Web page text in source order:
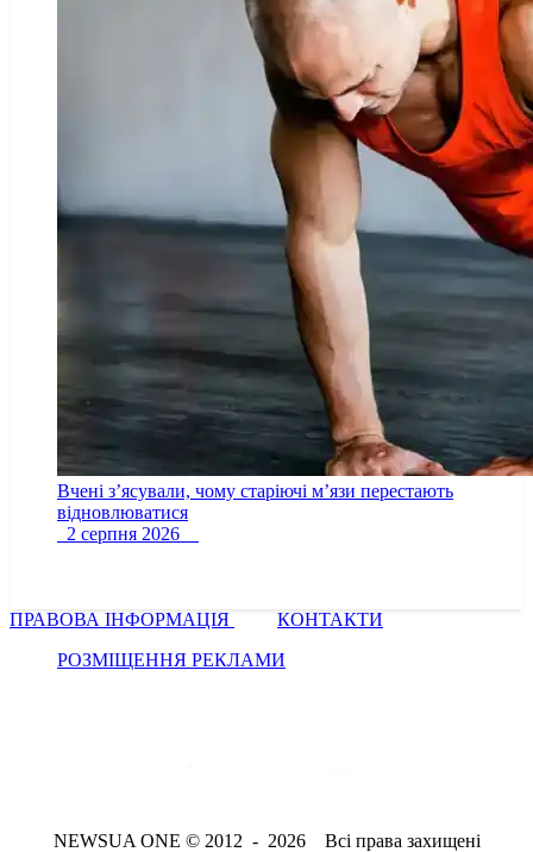
Вчені з’ясували, чому старіючі м’язи перестають
відновлюватися
2 серпня 2026
ПРАВОВА ІНФОРМАЦІЯ
КОНТАКТИ
РОЗМІЩЕННЯ РЕКЛАМИ
NEWSUA ONE © 2012 - 2026 Всі права захищені